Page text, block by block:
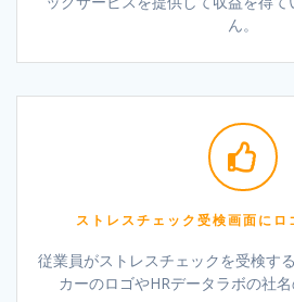
ん。
ストレスチェック受検画面にロ
従業員がストレスチェックを受検す
カーのロゴやHRデータラボの社